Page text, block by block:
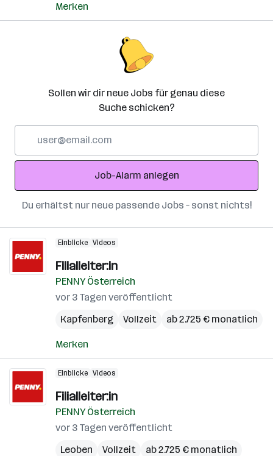
Merken
Sollen wir dir neue Jobs für genau diese
Suche schicken?
Adresse
Job-Alarm anlegen
Du erhältst nur neue passende Jobs – sonst nichts!
Einblicke Videos
Filialleiter:in
PENNY Österreich
vor 3 Tagen veröffentlicht
Kapfenberg
Vollzeit ab 2.725 € monatlich
Merken
Einblicke Videos
Filialleiter:in
PENNY Österreich
vor 3 Tagen veröffentlicht
Leoben
Vollzeit ab 2.725 € monatlich